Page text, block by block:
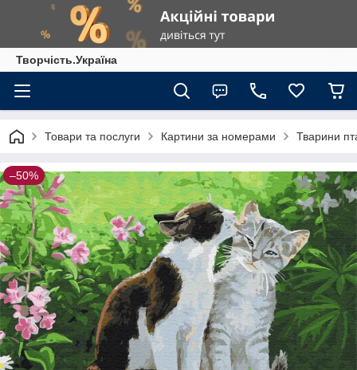
Творчість.Україна
Товари та послуги Картини за номерами Тварини
–50%